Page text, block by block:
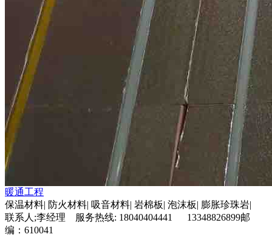
暖通工程
保温材料| 防火材料| 吸音材料| 岩棉板| 泡沫板| 膨胀珍珠岩|
联系人;李经理 服务热线: 18040404441 13348826899邮
编：610041